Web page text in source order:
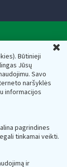
Būtinieji
Jūsų
Savo
naršyklės
informacijos
pagrindines
tinkamai veikti.
ir
el.paštas:
Juridinių